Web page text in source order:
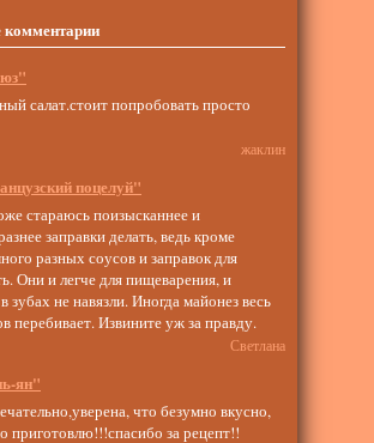
комментарии
салат.стоит попробовать просто
жаклин
поцелуй"
стараюсь поизысканнее и
заправки делать, ведь кроме
разных соусов и заправок для
Они и легче для пищеварения, и
зубах не навязли. Иногда майонез весь
перебивает. Извините уж за правду.
Светлана
ян"
что безумно вкусно,
приготовлю!!!спасибо за рецепт!!